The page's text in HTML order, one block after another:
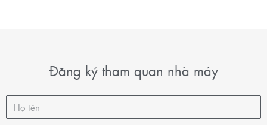
Đăng ký tham quan nhà máy